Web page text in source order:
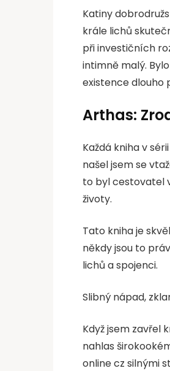
Katiny
krále lichů
při investičních
intimně malý.
existence dlouho
Arthas:
Každá kniha v
našel jsem se
to byl cestovatel
životy.
Tato kniha je
někdy jsou to
lichů a spojenci.
Slibný nápad,
Když jsem zavřel
nahlas
online cz silnými